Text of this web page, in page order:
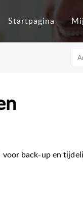
Startpagina
back-up en